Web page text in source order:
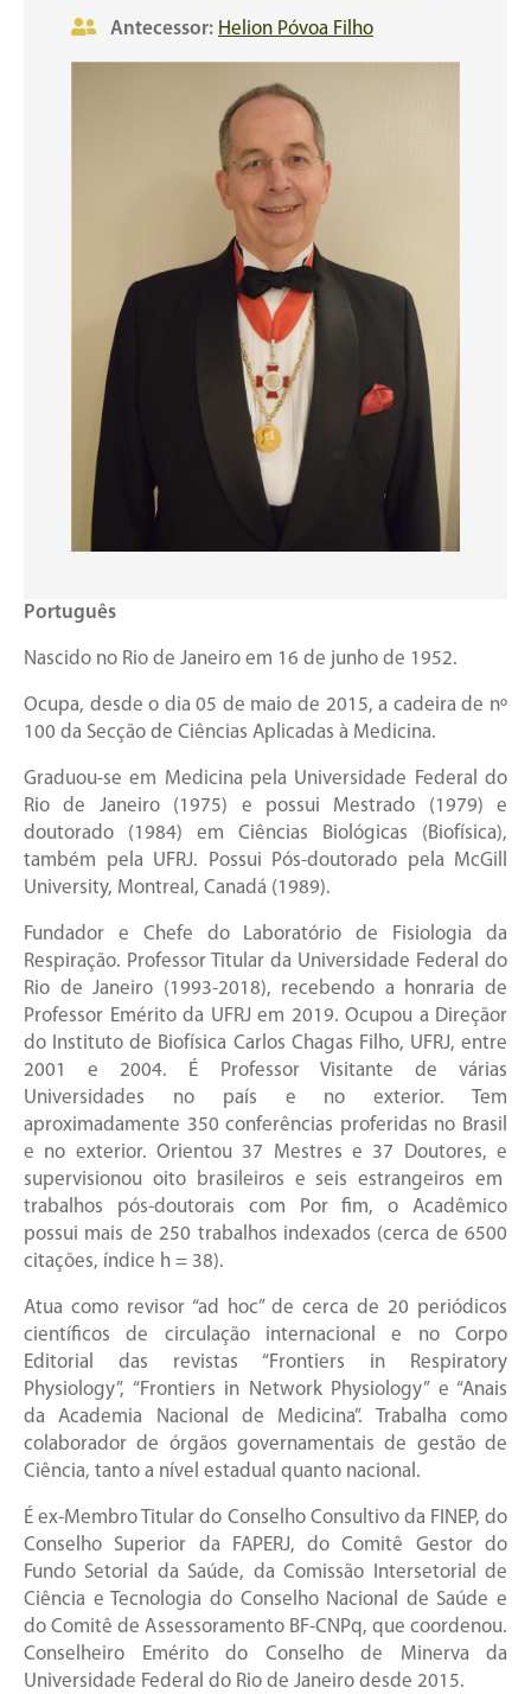
Antecessor: Helion Póvoa Filho
Português
Nascido no Rio de Janeiro em 16 de junho de 1952.
Ocupa, desde o dia 05 de maio de 2015, a cadeira de nº
100 da Secção de Ciências Aplicadas à Medicina.
Graduou-se em Medicina pela Universidade Federal do
Rio de Janeiro (1975) e possui Mestrado (1979) e
doutorado (1984) em Ciências Biológicas (Biofísica),
também pela UFRJ. Possui Pós-doutorado pela McGill
University, Montreal, Canadá (1989).
Fundador e Chefe do Laboratório de Fisiologia da
Respiração. Professor Titular da Universidade Federal do
Rio de Janeiro (1993-2018), recebendo a honraria de
Professor Emérito da UFRJ em 2019. Ocupou a Direçãor
do Instituto de Biofísica Carlos Chagas Filho, UFRJ, entre
2001 e 2004. É Professor Visitante de várias
Universidades no país e no exterior. Tem
aproximadamente 350 conferências proferidas no Brasil
e no exterior. Orientou 37 Mestres e 37 Doutores, e
supervisionou oito brasileiros e seis estrangeiros em
trabalhos pós-doutorais com Por fim, o Acadêmico
possui mais de 250 trabalhos indexados (cerca de 6500
citações, índice h = 38).
Atua como revisor “ad hoc” de cerca de 20 periódicos
científicos de circulação internacional e no Corpo
Editorial das revistas “Frontiers in Respiratory
Physiology”, “Frontiers in Network Physiology” e “Anais
da Academia Nacional de Medicina”. Trabalha como
colaborador de órgãos governamentais de gestão de
Ciência, tanto a nível estadual quanto nacional.
É ex-Membro Titular do Conselho Consultivo da FINEP, do
Conselho Superior da FAPERJ, do Comitê Gestor do
Fundo Setorial da Saúde, da Comissão Intersetorial de
Ciência e Tecnologia do Conselho Nacional de Saúde e
do Comitê de Assessoramento BF-CNPq, que coordenou.
Conselheiro Emérito do Conselho de Minerva da
Universidade Federal do Rio de Janeiro desde 2015.